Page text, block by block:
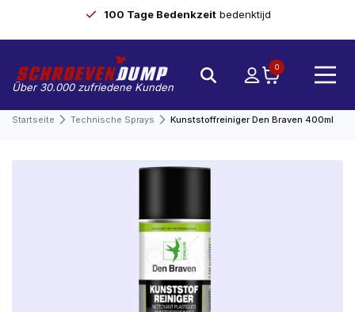
100 Tage Bedenkzeitbedenktijd
Über 30.000 zufriedene Kunden
0
Startseite Technische Sprays Kunststoffreiniger Den Braven 400ml